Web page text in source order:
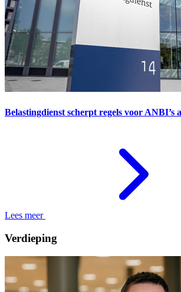
Belastingdienst scherpt regels voor ANBI’s
Lees meer
Verdieping